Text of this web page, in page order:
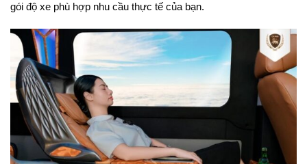
gói độ xe phù hợp nhu cầu thực tế của bạn.